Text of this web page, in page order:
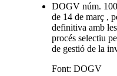
DOGV núm.
de 14 de març ,
definitiva amb
procés selectiu
de gestió de la
Font: DOGV